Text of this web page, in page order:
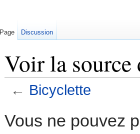
Voir la
← Bicyclette
Vous ne pouvez
Page Discussion